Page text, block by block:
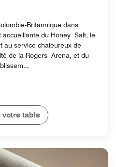
Britannique dans
accueillante du Honey Salt, le
au service chaleureux de
de la Rogers Arena, et du
votre table